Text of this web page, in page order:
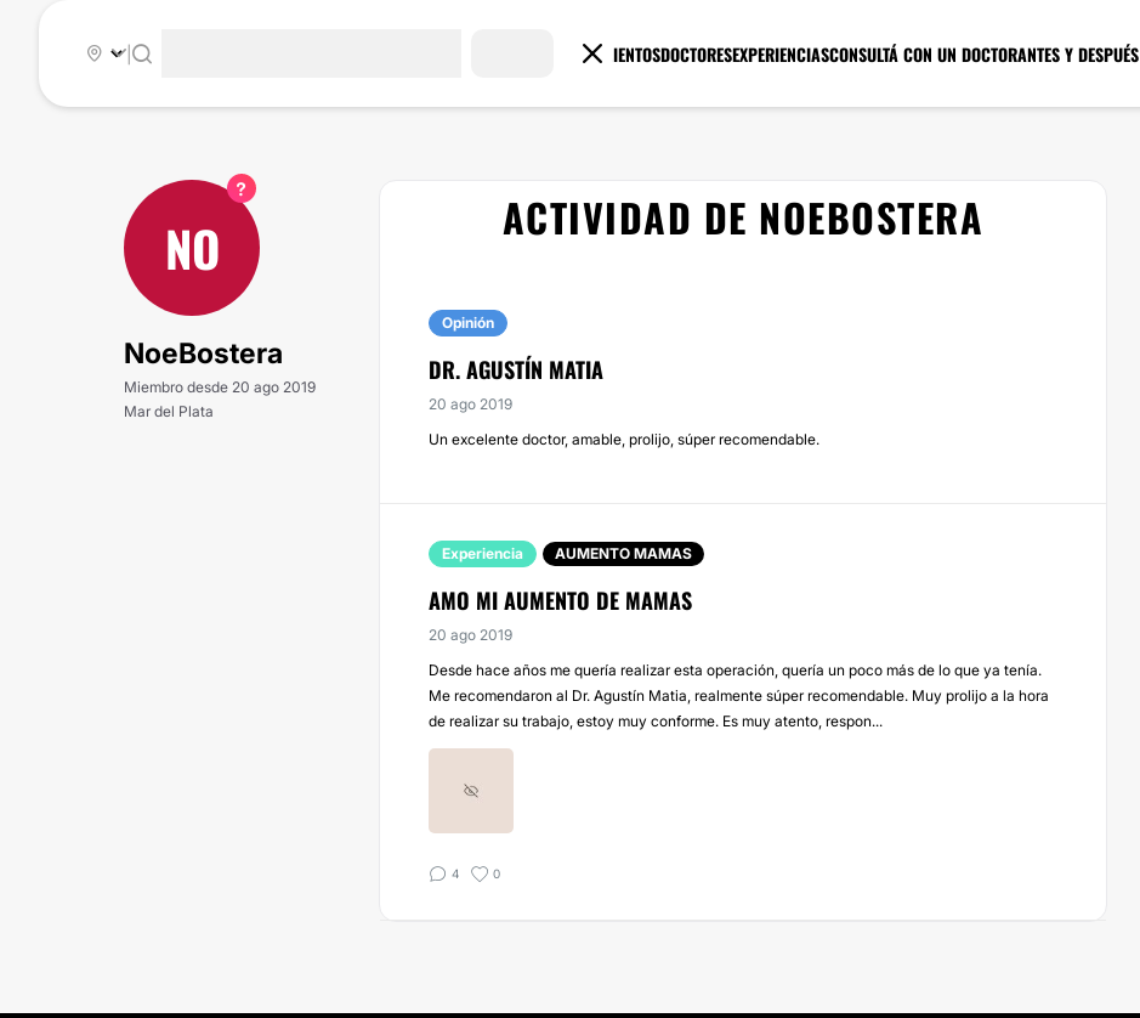
TRATAMIENTOSDOCTORESEXPERIENCIASCONSULTÁ CON UN DOCTORANTES Y DESPUÉS
|
NO
NoeBostera
Miembro desde 20 ago 2019
Mar del Plata
ACTIVIDAD DE NOEBOSTERA
Opinión
DR. AGUSTÍN MATIA
20 ago 2019
Un excelente doctor, amable, prolijo, súper recomendable.
Experiencia AUMENTO MAMAS
AMO MI AUMENTO DE MAMAS
20 ago 2019
Desde hace años me quería realizar esta operación, quería un poco más de lo que ya tenía.
Me recomendaron al Dr. Agustín Matia, realmente súper recomendable. Muy prolijo a la hora
de realizar su trabajo, estoy muy conforme. Es muy atento, respon...
4 0